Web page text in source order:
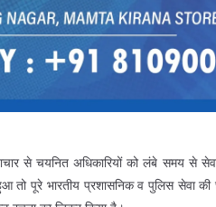
से चयनित अधिकारियों को लंबे समय से
पूरे भारतीय प्रशासनिक व पुलिस सेवा